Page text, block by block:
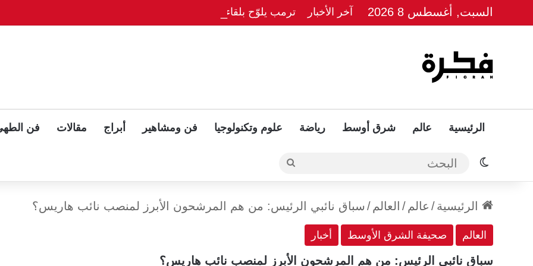
السبت, أغسطس 8 2026 آخر الأخبار ترمب يلوّح بلقاء ثلاثي مع بوتين وزيلينسكي بعد قمة ألاسكا
الرئيسية عالم شرق أوسط رياضة علوم وتكنولوجيا فن ومشاهير أبراج مقالات فن
الوضع المظلم البحث
الرئيسية/ عالم / العالم / سباق نائبي الرئيس: من هم المرشحون الأبرز لمنصب نائب هاريس؟
العالم صحيفة الشرق الأوسط أخبار
سباق نائبي الرئيس: من هم المرشحون الأبرز لمنصب نائب هاريس؟